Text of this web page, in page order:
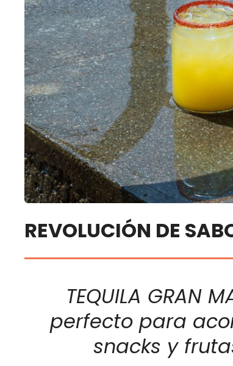
REVOLUCIÓN DE
TEQUILA GRAN
perfecto para
snacks y